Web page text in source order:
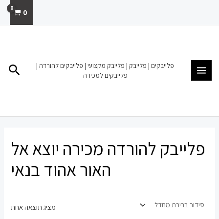
0
פלייבקים | פלייבק | פלייבק מקצועי | פלייבקים להורדה |
פלייבקים למכירה
פלייבק להורדה מכירה יוצא אל
האור אהוד בנאי
מציג תוצאה אחת